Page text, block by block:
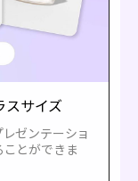
スサイズ
ゼンテーショ
とができま